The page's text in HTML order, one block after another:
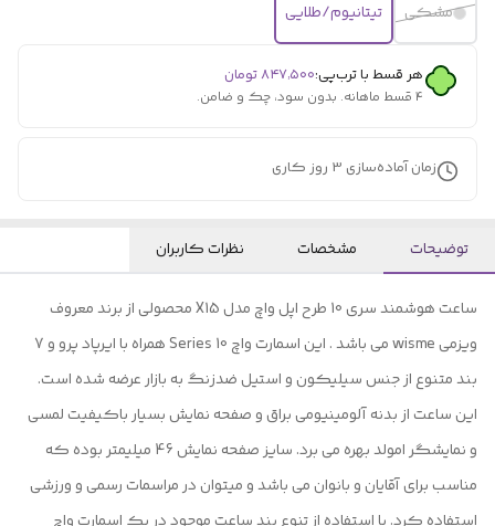
مشکی تیتانیوم/طلایی
هر قسط با ترب‌پی:۸۴۷٬۵۰۰تومان
۴ قسط ماهانه. بدون سود، چک و ضامن.
زمان آماده‌سازی 3 روز کاری
توضیحات مشخصات نظرات کاربران
ساعت هوشمند سری 10 طرح اپل واچ مدل X15 محصولی از برند معروف
ویزمی wisme می باشد . این اسمارت واچ Series 10 همراه با ایرپاد پرو و 7
بند متنوع از جنس سیلیکون و استیل ضدزنگ به بازار عرضه شده است.
این ساعت از بدنه آلومینیومی براق و صفحه نمایش بسیار باکیفیت لمسی
و نمایشگر امولد بهره می برد. سایز صفحه نمایش 46 میلیمتر بوده که
مناسب برای آقایان و بانوان می باشد و میتوان در مراسمات رسمی و ورزشی